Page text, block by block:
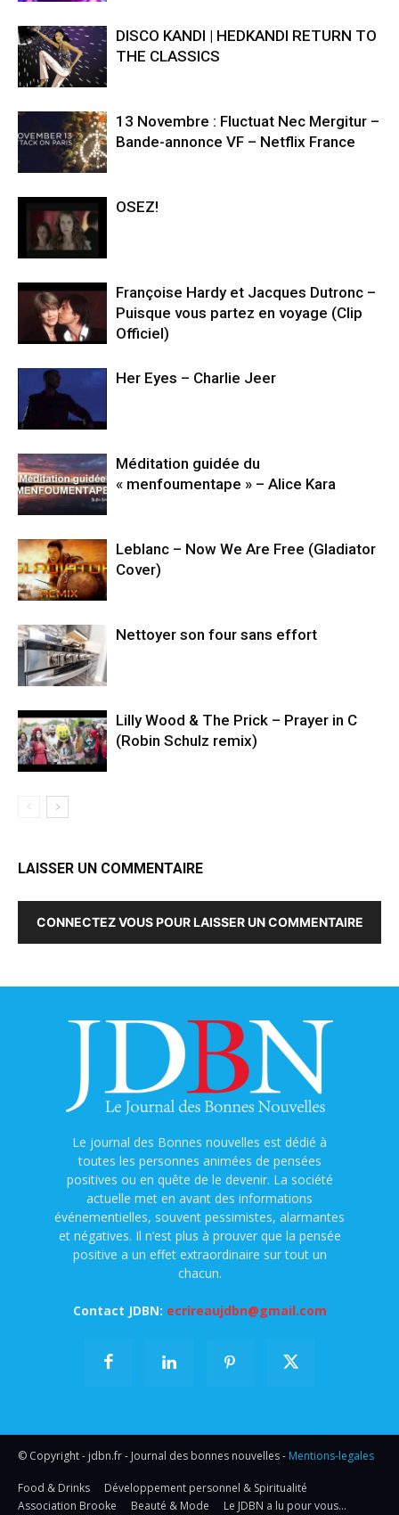
DISCO KANDI | HEDKANDI RETURN TO
THE CLASSICS
13 Novembre : Fluctuat Nec Mergitur –
Bande-annonce VF – Netflix France
OSEZ!
Françoise Hardy et Jacques Dutronc –
Puisque vous partez en voyage (Clip
Officiel)
Her Eyes – Charlie Jeer
Méditation guidée du
« menfoumentape » – Alice Kara
Leblanc – Now We Are Free (Gladiator
Cover)
Nettoyer son four sans effort
Lilly Wood & The Prick – Prayer in C
(Robin Schulz remix)
LAISSER UN COMMENTAIRE
CONNECTEZ VOUS POUR LAISSER UN COMMENTAIRE
Le journal des Bonnes nouvelles est dédié à
toutes les personnes animées de pensées
positives ou en quête de le devenir. La société
actuelle met en avant des informations
événementielles, souvent pessimistes, alarmantes
et négatives. Il n’est plus à prouver que la pensée
positive a un effet extraordinaire sur tout un
chacun.
Contact JDBN: ecrireaujdbn@gmail.com
© Copyright - jdbn.fr - Journal des bonnes nouvelles - Mentions-legales
Food & Drinks
Développement personnel & Spiritualité
Association Brooke
Beauté & Mode Le JDBN a lu pour vous…